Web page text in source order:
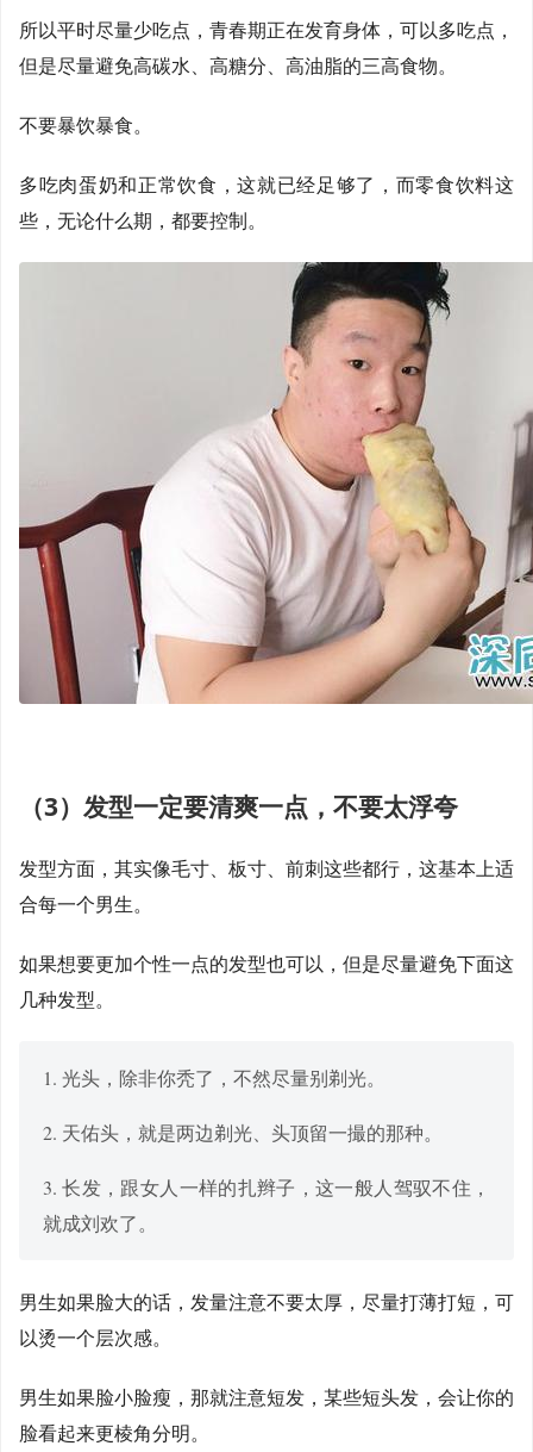
所以平时尽量少吃点，青春期正在发育身体，可以多吃点，
但是尽量避免高碳水、高糖分、高油脂的三高食物。
不要暴饮暴食。
多吃肉蛋奶和正常饮食，这就已经足够了，而零食饮料这
些，无论什么期，都要控制。
（3）发型一定要清爽一点，不要太浮夸
发型方面，其实像毛寸、板寸、前刺这些都行，这基本上适
合每一个男生。
如果想要更加个性一点的发型也可以，但是尽量避免下面这
几种发型。
1. 光头，除非你秃了，不然尽量别剃光。
2. 天佑头，就是两边剃光、头顶留一撮的那种。
3. 长发，跟女人一样的扎辫子，这一般人驾驭不住，
就成刘欢了。
男生如果脸大的话，发量注意不要太厚，尽量打薄打短，可
以烫一个层次感。
男生如果脸小脸瘦，那就注意短发，某些短头发，会让你的
脸看起来更棱角分明。